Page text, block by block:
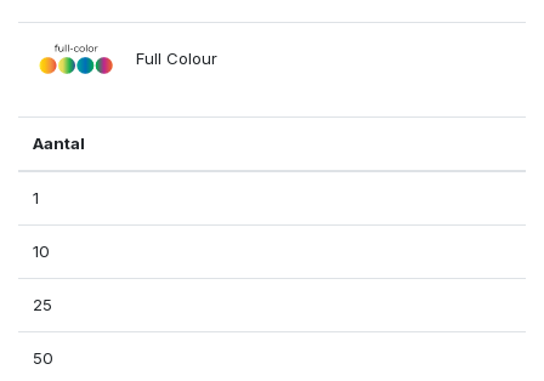
Full Colour
Aantal
1
10
25
50